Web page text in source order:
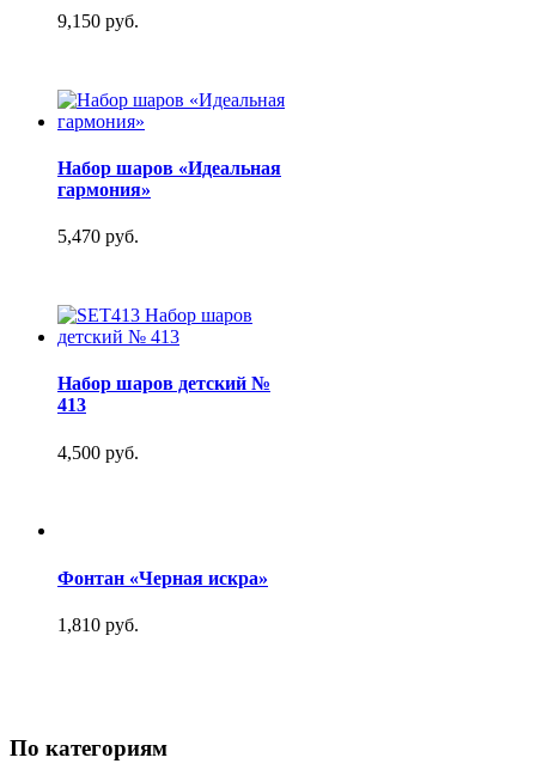
9,150 руб.
Набор шаров «Идеальная
гармония»
5,470 руб.
Набор шаров детский №
413
4,500 руб.
Фонтан «Черная искра»
1,810 руб.
По категориям